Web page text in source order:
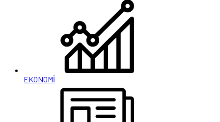
EKONOMİ